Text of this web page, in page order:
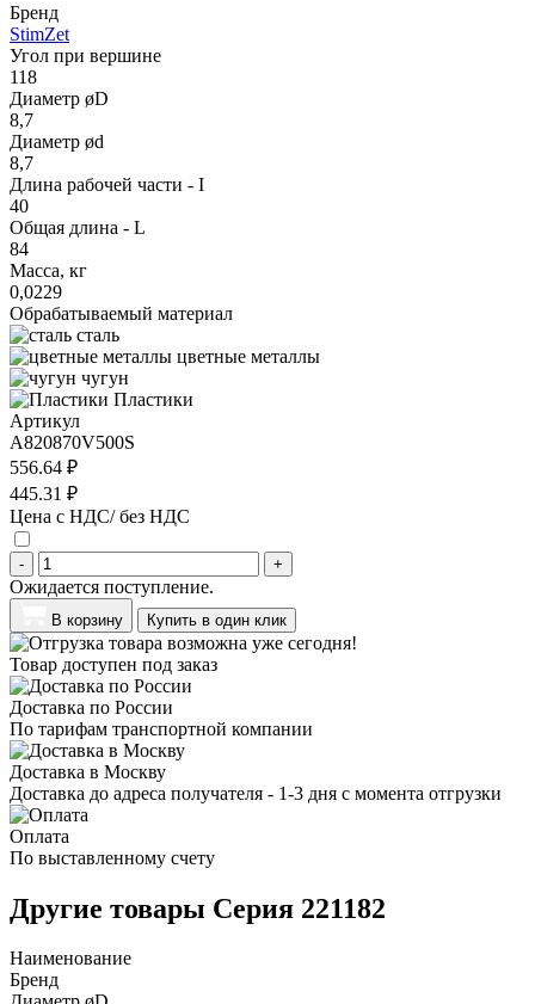
Бренд
StimZet
Угол при вершине
118
Диаметр øD
8,7
Диаметр ød
8,7
Длина рабочей части - I
40
Общая длина - L
84
Масса, кг
0,0229
Обрабатываемый материал
сталь
цветные металлы
чугун
Пластики
Артикул
A820870V500S
556.64 ₽
445.31 ₽
Цена с НДС/ без НДС
- +
Ожидается поступление.
В корзину Купить в один клик
Товар доступен под заказ
Доставка по России
По тарифам транспортной компании
Доставка в Москву
Доставка до адреса получателя - 1-3 дня с момента отгрузки
Оплата
По выставленному счету
Другие товары Серия 221182
Наименование
Бренд